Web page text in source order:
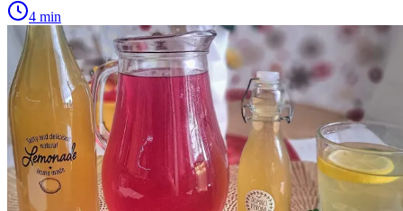
4 min